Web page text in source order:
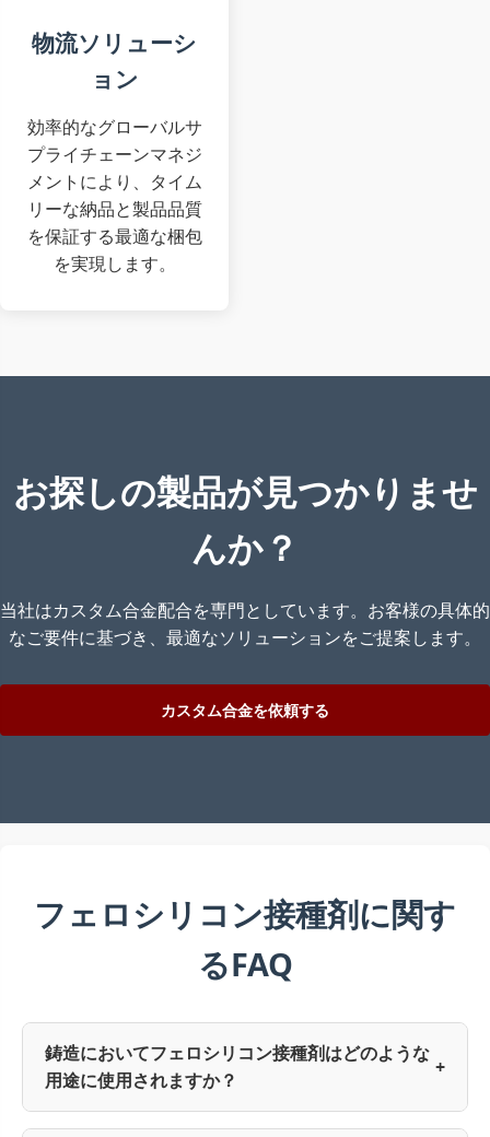
物流ソリューシ
ョン
効率的なグローバルサ
プライチェーンマネジ
メントにより、タイム
リーな納品と製品品質
を保証する最適な梱包
を実現します。
お探しの製品が見つかりませ
んか？
当社はカスタム合金配合を専門としています。お客様の具体的
なご要件に基づき、最適なソリューションをご提案します。
カスタム合金を依頼する
フェロシリコン接種剤に関す
るFAQ
鋳造においてフェロシリコン接種剤はどのような
用途に使用されますか？
+